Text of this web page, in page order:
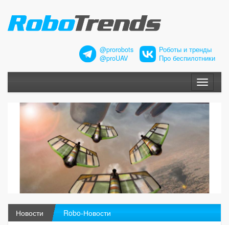
@prorobots
@proUAV
Роботы и тренды
Про беспилотники
Меню
Новости Robo-Новости